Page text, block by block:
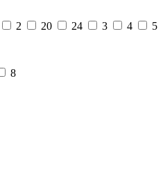
2 20 24 3 4
5
8